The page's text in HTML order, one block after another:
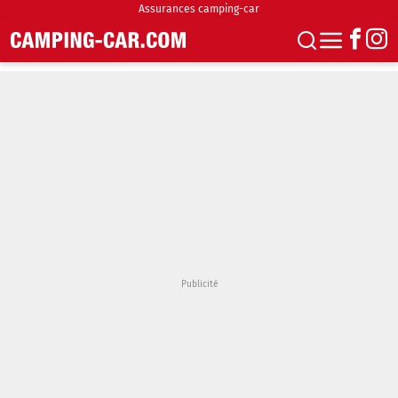
Assurances camping-car